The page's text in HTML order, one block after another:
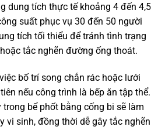
dung tích thực tế khoảng 4 đến 4,5
suất phục vụ 30 đến 50 người
tích tối thiểu để tránh tình trạng
tắc nghẽn đường ống thoát.
bố trí song chắn rác hoặc lưới
nếu công trình là bếp ăn tập thể.
bể phốt bằng cống bi sẽ làm
vi sinh, đồng thời dễ gây tắc nghẽn